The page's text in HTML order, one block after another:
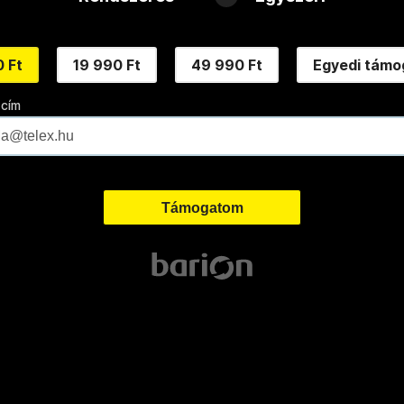
Ft 19 990 Ft 49 990 Ft Egyedi